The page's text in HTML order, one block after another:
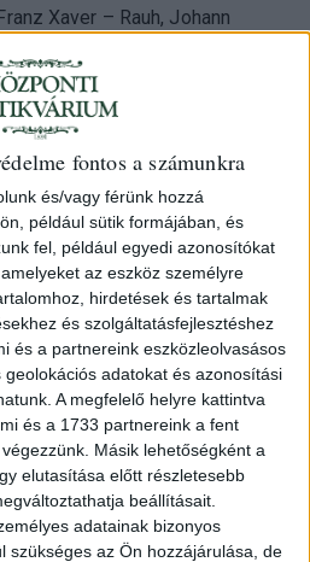
fontos a számunkra
és/vagy férünk hozzá
például sütik formájában, és
fel, például egyedi azonosítókat
az eszköz személyre
hirdetések és tartalmak
és szolgáltatásfejlesztéshez
és a partnereink eszközleolvasásos
adatokat és azonosítási
A megfelelő helyre kattintva
és a 1733 partnereink a fent
Másik lehetőségként a
elutasítása előtt részletesebb
beállításait.
adatainak bizonyos
szükséges az Ön hozzájárulása, de
Xaver – Rauh, Johann
Donaureise…Wien,
es olajfestménye alapján
a Várhegyet ábrázolja,
a pesti Dunapartnak Só-
felől.